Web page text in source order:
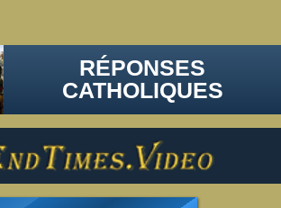
RÉPONSES
CATHOLIQUES